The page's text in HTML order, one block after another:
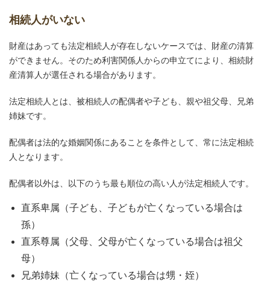
相続人がいない
財産はあっても法定相続人が存在しないケースでは、財産の清算
ができません。そのため利害関係人からの申立てにより、相続財
産清算人が選任される場合があります。
法定相続人とは、被相続人の配偶者や子ども、親や祖父母、兄弟
姉妹です。
配偶者は法的な婚姻関係にあることを条件として、常に法定相続
人となります。
配偶者以外は、以下のうち最も順位の高い人が法定相続人です。
直系卑属（子ども、子どもが亡くなっている場合は
孫）
直系尊属（父母、父母が亡くなっている場合は祖父
母）
兄弟姉妹（亡くなっている場合は甥・姪）